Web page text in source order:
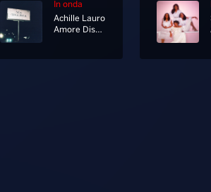
In onda
Achille Lauro
Amore Disperato